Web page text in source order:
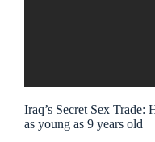
Iraq’s Secret Sex
as young as 9 years old